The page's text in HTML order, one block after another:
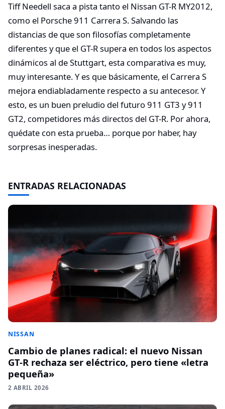
Tiff Needell saca a pista tanto el Nissan GT-R MY2012,
como el Porsche 911 Carrera S. Salvando las
distancias de que son filosofías completamente
diferentes y que el GT-R supera en todos los aspectos
dinámicos al de Stuttgart, esta comparativa es muy,
muy interesante. Y es que básicamente, el Carrera S
mejora endiabladamente respecto a su antecesor. Y
esto, es un buen preludio del futuro 911 GT3 y 911
GT2, competidores más directos del GT-R. Por ahora,
quédate con esta prueba… porque por haber, hay
sorpresas inesperadas.
ENTRADAS RELACIONADAS
NISSAN
Cambio de planes radical: el nuevo Nissan
GT-R rechaza ser eléctrico, pero tiene «letra
pequeña»
2 ABRIL 2026